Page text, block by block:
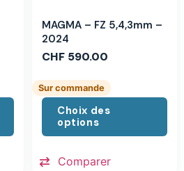
MAGMA – FZ 5,4,3mm –
2024
CHF 590.00
Sur commande
Choix des
options
Comparer